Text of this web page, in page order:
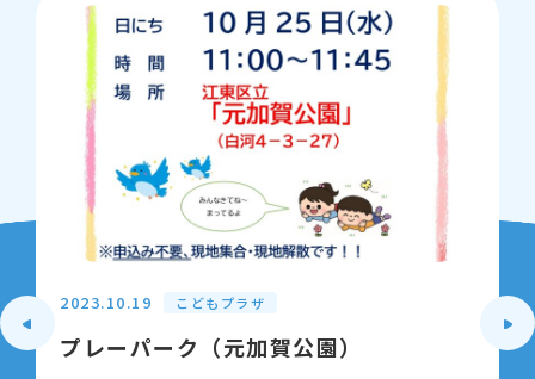
2023.10.19 こどもプラザ
プレーパーク（元加賀公園）